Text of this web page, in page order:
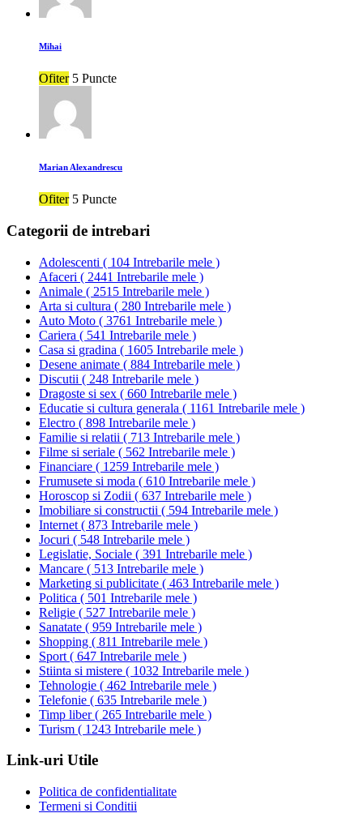
Mihai
Ofiter 5 Puncte
Marian Alexandrescu
Ofiter 5 Puncte
Categorii de intrebari
Adolescenti ( 104 Intrebarile mele )
Afaceri ( 2441 Intrebarile mele )
Animale ( 2515 Intrebarile mele )
Arta si cultura ( 280 Intrebarile mele )
Auto Moto ( 3761 Intrebarile mele )
Cariera ( 541 Intrebarile mele )
Casa si gradina ( 1605 Intrebarile mele )
Desene animate ( 884 Intrebarile mele )
Discutii ( 248 Intrebarile mele )
Dragoste si sex ( 660 Intrebarile mele )
Educatie si cultura generala ( 1161 Intrebarile mele )
Electro ( 898 Intrebarile mele )
Familie si relatii ( 713 Intrebarile mele )
Filme si seriale ( 562 Intrebarile mele )
Financiare ( 1259 Intrebarile mele )
Frumusete si moda ( 610 Intrebarile mele )
Horoscop si Zodii ( 637 Intrebarile mele )
Imobiliare si constructii ( 594 Intrebarile mele )
Internet ( 873 Intrebarile mele )
Jocuri ( 548 Intrebarile mele )
Legislatie, Sociale ( 391 Intrebarile mele )
Mancare ( 513 Intrebarile mele )
Marketing si publicitate ( 463 Intrebarile mele )
Politica ( 501 Intrebarile mele )
Religie ( 527 Intrebarile mele )
Sanatate ( 959 Intrebarile mele )
Shopping ( 811 Intrebarile mele )
Sport ( 647 Intrebarile mele )
Stiinta si mistere ( 1032 Intrebarile mele )
Tehnologie ( 462 Intrebarile mele )
Telefonie ( 635 Intrebarile mele )
Timp liber( 265 Intrebarile mele )
Turism ( 1243 Intrebarile mele )
Link-uri Utile
Politica de confidentialitate
Termeni si Conditii